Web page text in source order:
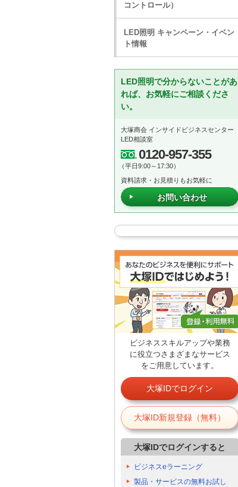
コントロール）
LED照明 キャンペーン・イベン
ト情報
LED照明で分からないことがあ
れば、お気軽にご相談くださ
い。
大塚商会 インサイドビジネスセンター
LED相談室
0120-957-355
（平日9:00～17:30）
資料請求・お見積りもお気軽に
お問い合わせ
ビジネススキルアップや業務
に役立つさまざまなサービス
をご用意しています。
大塚IDでログイン
大塚ID新規登録（無料）
大塚IDでログインすると
ビジネスeラーニング
製品・サービスの無料お試し